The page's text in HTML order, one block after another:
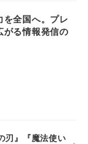
を全国へ。プレ
がる情報発信の
刃』『魔法使い